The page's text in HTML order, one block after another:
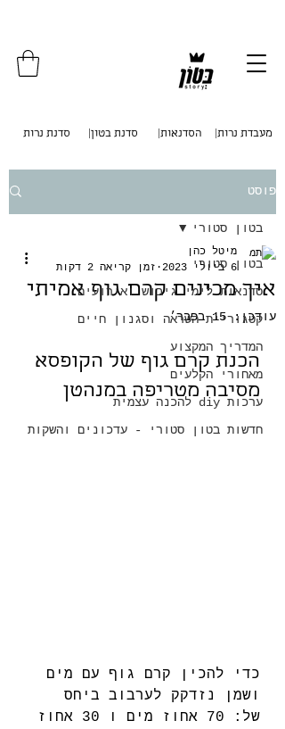
|הסדנאות |סדנת בטון סדנת נרות |מעבדת נרות
פוסט
בטון סטורי
סדנאות לימי גיבוש ואירועים
קטגוריית השראה וסגנון חיים
המדריך המקצוע
מאחורי הקלעים
ערכות diy להכנה עצמית
חדשות בטון סטורי - עדכונים והשקות
בטון סטורי
איך מכינים קרם גוף אמיתי
מיטל כהן
6 ביולי 2023
זמן קריאה 2 דקות
עודכן:15 בפבר׳
הכנת קרם גוף של הקופסא
מסיבה מטריפה במנהטן
כדי להכין קרם גוף עם מים
ושמן נזדקק לערבוב ביחס
של: 70 אחוז מים ו 30 אחוז